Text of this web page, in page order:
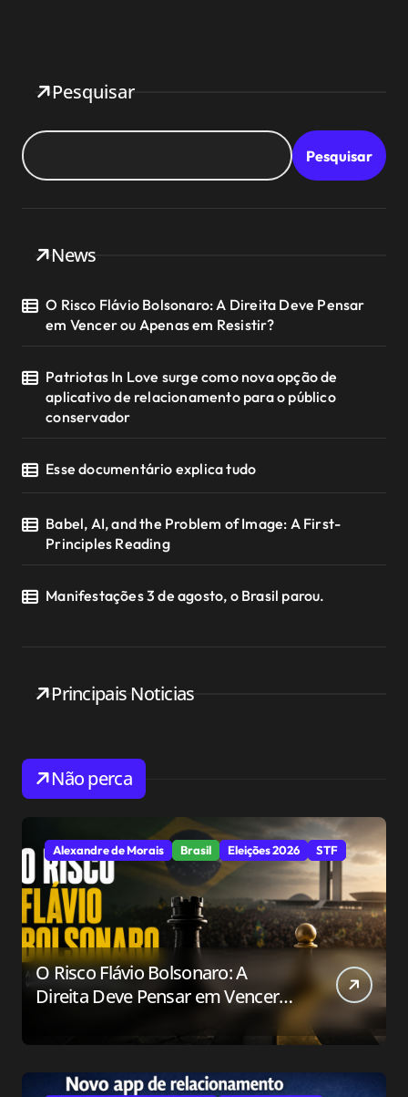
Pesquisar
Pesquisar
News
O Risco Flávio Bolsonaro: A Direita Deve Pensar
em Vencer ou Apenas em Resistir?
Patriotas In Love surge como nova opção de
aplicativo de relacionamento para o público
conservador
Esse documentário explica tudo
Babel, AI, and the Problem of Image: A First-
Principles Reading
Manifestações 3 de agosto, o Brasil parou.
Principais Noticias
Não perca
Alexandre de Morais Brasil Eleições 2026 STF
O Risco Flávio Bolsonaro: A
Direita Deve Pensar em Vencer